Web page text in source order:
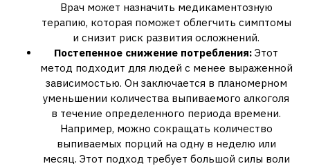
Врач может назначить медикаментозную
терапию, которая поможет облегчить симптомы
и снизит риск развития осложнений.
Постепенное снижение потребления: Этот
метод подходит для людей с менее выраженной
зависимостью. Он заключается в планомерном
уменьшении количества выпиваемого алкоголя
в течение определенного периода времени.
Например, можно сокращать количество
выпиваемых порций на одну в неделю или
месяц. Этот подход требует большой силы воли